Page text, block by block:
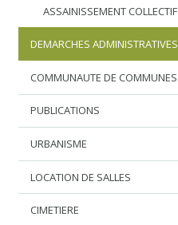
ASSAINISSEMENT COLLECTIF
DEMARCHES ADMINISTRATIVES
COMMUNAUTE DE COMMUNES
PUBLICATIONS
URBANISME
LOCATION DE SALLES
CIMETIERE